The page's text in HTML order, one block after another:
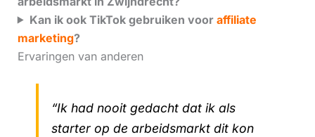
Kan ik ook TikTok gebruiken voor affiliate
marketing?
Ervaringen van anderen
“Ik had nooit gedacht dat ik als
starter op de arbeidsmarkt dit kon